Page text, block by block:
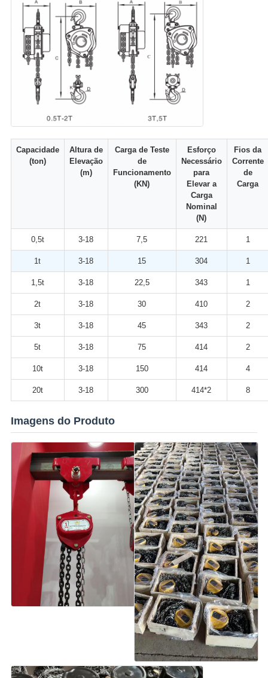
Capacidade
(ton)
Altura de
Elevação
(m)
Carga de Teste
de
Funcionamento
(KN)
Esforço
Necessário
para
Elevar a
Carga
Nominal
(N)
Fios da
Corrente
de
Carga
0,5t 3-18 7,5 221 1
1t 3-18 15 304 1
1,5t 3-18 22,5 343 1
2t 3-18 30 410 2
3t 3-18 45 343 2
5t 3-18 75 414 2
10t 3-18 150 414 4
20t 3-18 300 414*2 8
Imagens do Produto